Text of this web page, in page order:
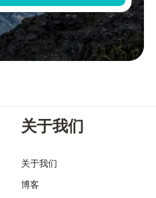
关于我们
关于我们
博客